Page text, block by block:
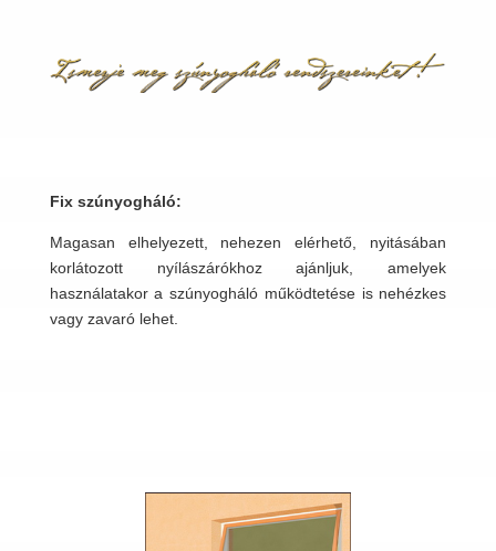
Fix szúnyogháló:
Magasan elhelyezett, nehezen elérhető, nyitásában
korlátozott nyílászárókhoz ajánljuk, amelyek
használatakor a szúnyogháló működtetése is nehézkes
vagy zavaró lehet.